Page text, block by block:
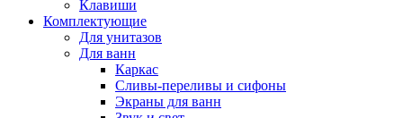
Клавиши
Комплектующие
Для унитазов
Для ванн
Каркас
Сливы-переливы и сифоны
Экраны для ванн